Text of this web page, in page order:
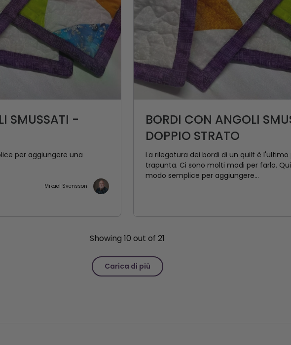
SMUSSATI -
per aggiungere una
Mikael Svensson
BORDI CON ANGOLI
DOPPIO STRATO
La rilegatura dei bordi di un quilt è l'ultimo
trapunta. Ci sono molti modi per farlo.
modo semplice per aggiungere...
Showing 10 out of 21
Carica di più